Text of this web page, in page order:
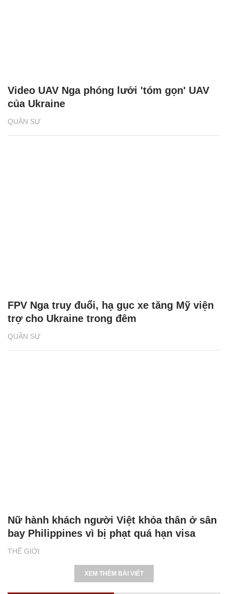
QUÂN SỰ
Video UAV Nga phóng lưới 'tóm gọn' UAV
của Ukraine
QUÂN SỰ
FPV Nga truy đuổi, hạ gục xe tăng Mỹ viện
trợ cho Ukraine trong đêm
THẾ GIỚI
Nữ hành khách người Việt khỏa thân ở sân
bay Philippines vì bị phạt quá hạn visa
XEM THÊM BÀI VIẾT